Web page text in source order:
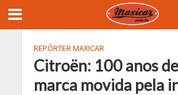
REPÓRTER MAXICAR
Citroën: 100 anos
marca movida pela